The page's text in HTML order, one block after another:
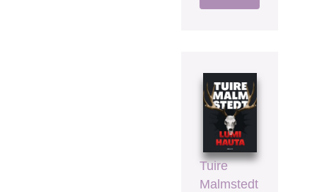
Tuire
Malmstedt